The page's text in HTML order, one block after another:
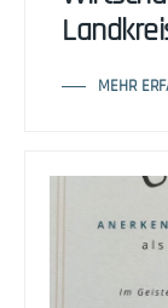
MEHR